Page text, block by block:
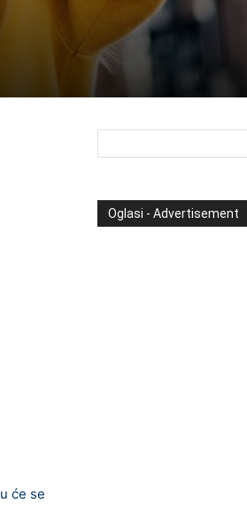
će se
Oglasi - Advertisement